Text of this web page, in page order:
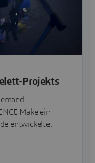
Projekts
Make ein
entwickelte.